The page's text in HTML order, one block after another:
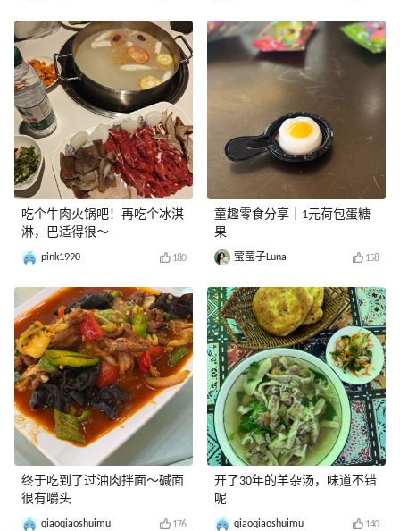
吃个牛肉火锅吧！再吃个冰淇
淋，巴适得很～
pink1990 180
终于吃到了过油肉拌面～碱面
很有嚼头
qiaoqiaoshuimu 176
童趣零食分享｜1元荷包蛋糖
果
莹莹子Luna 158
开了30年的羊杂汤，味道不错
呢
qiaoqiaoshuimu 140